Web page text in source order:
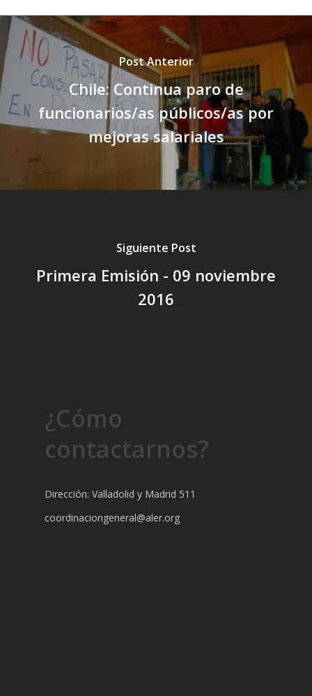
Post Anterior
Chile: Continua paro de
funcionarios/as públicos/as por
mejoras salariales
Siguiente Post
Primera Emisión - 09 noviembre
2016
¿Cómo
contactarnos?
Dirección: Valladolid y Madrid 511
coordinaciongeneral@aler.org